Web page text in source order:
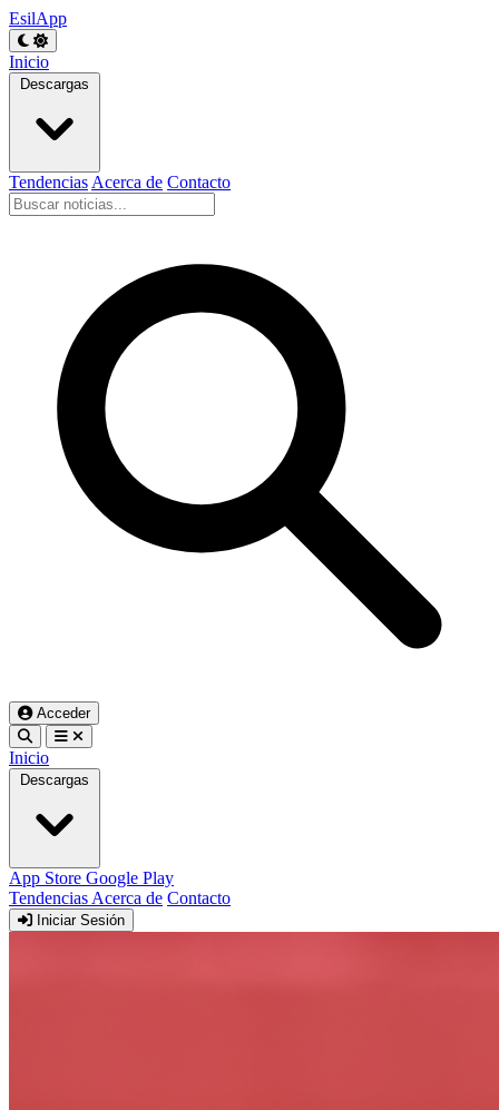
EsilApp
Inicio
Descargas
Tendencias Acerca de Contacto
Acceder
Inicio
Descargas
App Store Google Play
Tendencias Acerca de Contacto
Iniciar Sesión